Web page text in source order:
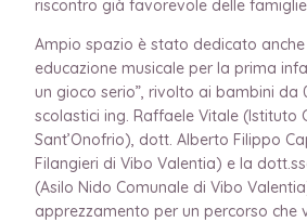
riscontro già favorevole delle
Ampio spazio è stato dedicato
educazione musicale per la prima
un gioco serio”, rivolto ai bambini da
scolastici ing. Raffaele Vitale (Istituto
Sant’Onofrio), dott. Alberto Filippo
Filangieri di Vibo Valentia) e la
(Asilo Nido Comunale di Vibo
apprezzamento per un percorso che